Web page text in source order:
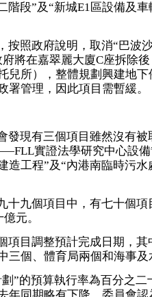
階段”及“新城E1區設備及
照政府說明，取消“巴波
將在嘉翠麗大廈C座拆除
兒所），整體規劃興建地
署管理，因此項目需暫緩。
發現有三個項目雖然沒有被
實證法學研究中心設備
造工程”及“內港南臨時污水
十九個項目中，有七十個項
元。
項目調整預計完成日期，其
三個、體育局兩個和海事
”的預算執行率為百分之二